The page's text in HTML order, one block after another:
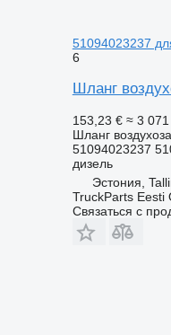
51094023237
6
Шланг
153,23 € ≈ 3 071
Шланг
51094023237
дизель
Эстония,
TruckParts Eesti
Связаться с